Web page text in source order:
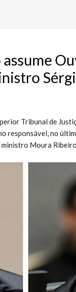
Tribunal de
responsável, no
Moura